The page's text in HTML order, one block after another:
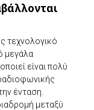
τεχνολογικό
μεγάλα
είναι πολύ
ένταση.
μεταξύ